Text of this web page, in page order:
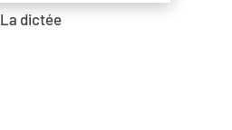
La dictée